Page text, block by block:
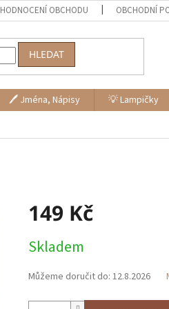
HODNOCENÍ OBCHODU OBCHODNÍ
HLEDAT
🖊 Jména, Nápisy 💡 Lampičky
149 Kč
cena:
Skladem
Můžeme doručit do: 12.8.2026